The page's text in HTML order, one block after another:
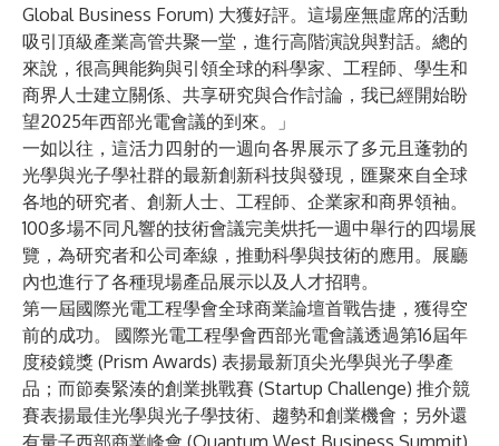
Global Business Forum) 大獲好評。這場座無虛席的活動
吸引頂級產業高管共聚一堂，進行高階演說與對話。總的
來說，很高興能夠與引領全球的科學家、工程師、學生和
商界人士建立關係、共享研究與合作討論，我已經開始盼
望2025年西部光電會議的到來。」
一如以往，這活力四射的一週向各界展示了多元且蓬勃的
光學與光子學社群的最新創新科技與發現，匯聚來自全球
各地的研究者、創新人士、工程師、企業家和商界領袖。
100多場不同凡響的技術會議完美烘托一週中舉行的四場展
覽，為研究者和公司牽線，推動科學與技術的應用。展廳
內也進行了各種現場產品展示以及人才招聘。
第一屆國際光電工程學會全球商業論壇首戰告捷，獲得空
前的成功。
國際光電工程學會西部光電會議透過第16屆年
度稜鏡獎 (Prism Awards) 表揚最新頂尖光學與光子學產
品；而節奏緊湊的創業挑戰賽 (Startup Challenge) 推介競
賽表揚最佳光學與光子學技術、趨勢和創業機會；另外還
有量子西部商業峰會 (Quantum West Business Summit)